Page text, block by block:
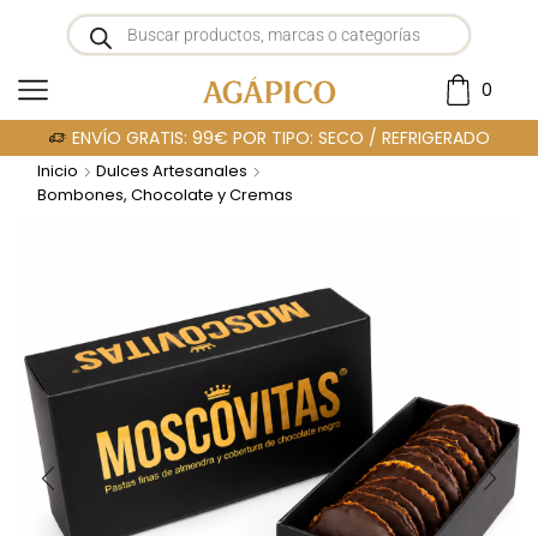
0
ENVÍO GRATIS: 99€ POR TIPO: SECO / REFRIGERADO
Inicio
Dulces Artesanales
Bombones, Chocolate y Cremas